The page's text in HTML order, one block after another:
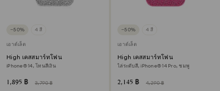
−50% 4 สี
เอาต์เล็ต
High เคสสมาร์ทโฟน
iPhone® 14, โทนสีเงิน
1,895 ฿ 3,790 ฿
−50% 4 สี
เอาต์เล็ต
High เคสสมาร์ทโฟน
ไล่ระดับสี, iPhone® 14 Pro, ชมพู
2,145 ฿ 4,290 ฿